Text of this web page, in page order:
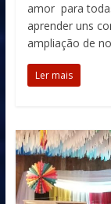
amor para
aprender uns
ampliação de
Ler mais